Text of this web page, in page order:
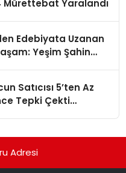
Mürettebat Yaralandı
Edebiyata Uzanan
Yeşim Şahin
Satıcısı 5’ten Az
Tepki Çekti
Adresi